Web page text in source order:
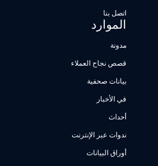
اتصل بنا
الموارد
مدونة
قصص نجاح العملاء
بيانات صحفية
في الأخبار
أحداث
ندوات عبر الإنترنت
أوراق البيانات